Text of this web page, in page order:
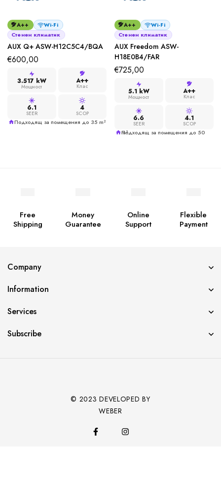
A++
Wi-Fi
Стенен климатик
AUX Q+ ASW-H12C5C4/BQA
€600,00
3.517 kW
Мощност
A++
Клас
6.1
SEER
4
SCOP
Подходящ за помещения до 35 m²
A++
Wi-Fi
Стенен климатик
AUX Freedom ASW-
H18E0B4/FAR
€725,00
5.1 kW
Мощност
A++
Клас
6.6
SEER
4.1
SCOP
Подходящ за помещения до 50 m²
Free
Shipping
Money
Guarantee
Online
Support
Flexible
Payment
Company
Information
Services
Subscribe
© 2023 DEVELOPED BY
WEBER